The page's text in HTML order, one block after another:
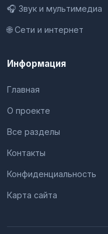
🎧 Звук и мультимедиа
🌐 Сети и интернет
Информация
Главная
О проекте
Все разделы
Контакты
Конфиденциальность
Карта сайта